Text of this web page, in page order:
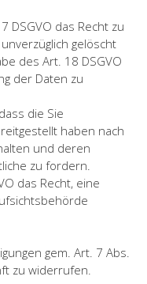
DSGVO das Recht zu
gelöscht
des Art. 18 DSGVO
der Daten zu
die Sie
haben nach
und deren
zu fordern.
das Recht, eine
gem. Art. 7 Abs.
zu widerrufen.